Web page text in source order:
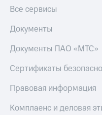
Все сервисы
Документы
Документы ПАО «МТС»
Сертификаты
Правовая информация
Комплаенс и деловая